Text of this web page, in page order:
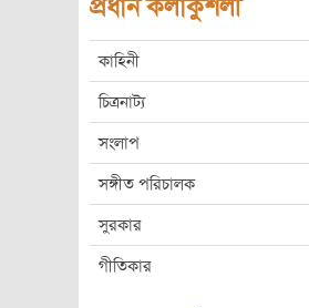
প্রধান কলাকুশলী
কাহিনী
চিত্রনাট্য
সংলাপ
সঙ্গীত পরিচালক
সুরকার
গীতিকার